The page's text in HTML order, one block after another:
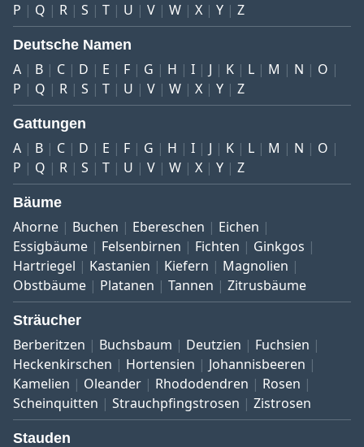
P
Q R S T U V W X Y Z
Deutsche Namen
A B C D E F G H I J K L M N
O
P
Q R S T U V W X Y Z
Gattungen
A B C D E F G H I J K L M N
O
P
Q R S T U V W X Y Z
Bäume
Ahorne Buchen Ebereschen
Eichen
Essigbäume
Felsenbirnen Fichten
Ginkgos
Hartriegel
Kastanien Kiefern
Magnolien
Obstbäume
Platanen Tannen Zitrusbäume
Sträucher
Berberitzen Buchsbaum Deutzien
Fuchsien
Heckenkirschen
Hortensien
Johannisbeeren
Kamelien
Oleander Rhododendren
Rosen
Scheinquitten
Strauchpfingstrosen Zistrosen
Stauden